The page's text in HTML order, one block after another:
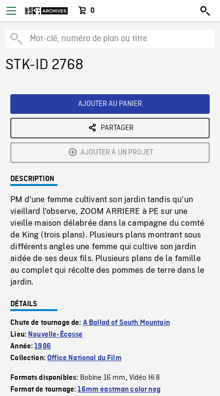
0
STK-ID 2768
AJOUTER AU PANIER
PARTAGER
AJOUTER À UN PROJET
DESCRIPTION
PM d'une femme cultivant son jardin tandis qu'un
vieillard l'observe, ZOOM ARRIERE à PE sur une
vieille maison délabrée dans la campagne du comté
de King (trois plans). Plusieurs plans montrant sous
différents angles une femme qui cultive son jardin
aidée de ses deux fils. Plusieurs plans de la famille
au complet qui récolte des pommes de terre dans le
jardin.
DÉTAILS
Chute de tournage de: A Ballad of South Mountain
Lieu: Nouvelle-Écosse
Année:1986
Collection:Office National du Film
Formats disponibles: Bobine 16 mm, Vidéo Hi 8
Format de tournage:16mm eastman color neg